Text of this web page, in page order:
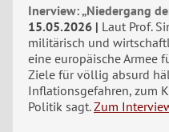
Inerview: „Niedergang
15.05.2026
Laut Prof.
militärisch und
eine europäische Armee
Ziele für völlig absurd
Inflationsgefahren, zum
Politik sagt. Zum